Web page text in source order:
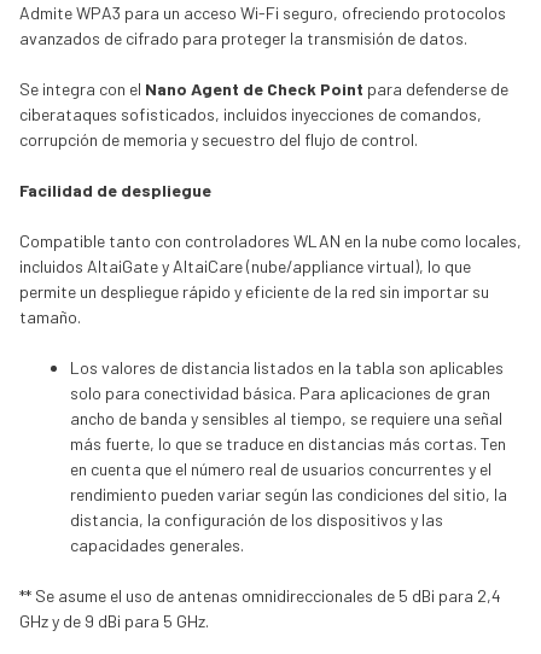
Admite WPA3 para un acceso Wi-Fi seguro, ofreciendo protocolos
avanzados de cifrado para proteger la transmisión de datos.
Se integra con el Nano Agent de Check Point para defenderse de
ciberataques sofisticados, incluidos inyecciones de comandos,
corrupción de memoria y secuestro del flujo de control.
Facilidad de despliegue
Compatible tanto con controladores WLAN en la nube como locales,
incluidos AltaiGate y AltaiCare (nube/appliance virtual), lo que
permite un despliegue rápido y eficiente de la red sin importar su
tamaño.
Los valores de distancia listados en la tabla son aplicables
solo para conectividad básica. Para aplicaciones de gran
ancho de banda y sensibles al tiempo, se requiere una señal
más fuerte, lo que se traduce en distancias más cortas. Ten
en cuenta que el número real de usuarios concurrentes y el
rendimiento pueden variar según las condiciones del sitio, la
distancia, la configuración de los dispositivos y las
capacidades generales.
** Se asume el uso de antenas omnidireccionales de 5 dBi para 2,4
GHz y de 9 dBi para 5 GHz.